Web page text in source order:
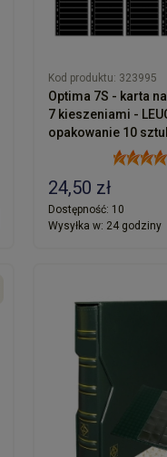
Kod produktu: 323995
Optima 7S - karta
7 kieszeniami -
opakowanie 10
24,50 zł
Dostępność: 10
Wysyłka w: 24 godziny